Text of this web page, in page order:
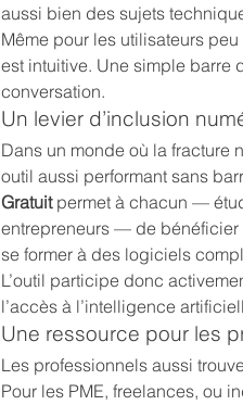
aussi bien des sujets
Même pour les utilisateurs
est intuitive. Une simple barre
conversation.
Un levier d’inclusion
Dans un monde où la fracture
outil aussi performant sans
Gratuit permet à chacun —
entrepreneurs — de bénéficier
se former à des logiciels
L’outil participe donc
l’accès à l’intelligence
Une ressource pour les
Les professionnels aussi
Pour les PME, freelances, ou